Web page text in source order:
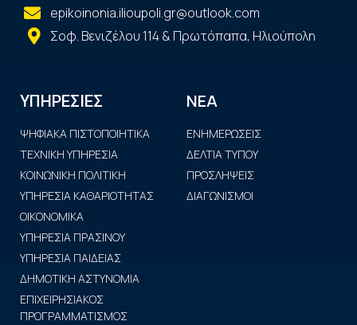
epikoinonia.ilioupoli.gr@outlook.com
Σοφ. Βενιζέλου 114 & Πρωτόπαπα, Ηλιούπολη
ΥΠΗΡΕΣΙΕΣ
ΨΗΦΙΑΚΑ ΠΙΣΤΟΠΟΙΗΤΙΚΑ
ΤΕΧΝΙΚΗ ΥΠΗΡΕΣΙΑ
ΚΟΙΝΩΝΙΚΗ ΠΟΛΙΤΙΚΗ
ΥΠΗΡΕΣΙΑ ΚΑΘΑΡΙΟΤΗΤΑΣ
ΟΙΚΟΝΟΜΙΚΑ
ΥΠΗΡΕΣΙΑ ΠΡΑΣΙΝΟΥ
ΥΠΗΡΕΣΙΑ ΠΑΙΔΕΙΑΣ
ΔΗΜΟΤΙΚΗ ΑΣΤΥΝΟΜΙΑ
ΕΠΙΧΕΙΡΗΣΙΑΚΟΣ
ΠΡΟΓΡΑΜΜΑΤΙΣΜΟΣ
ΝΕΑ
ΕΝΗΜΕΡΩΣΕΙΣ
ΔΕΛΤΙΑ ΤΥΠΟΥ
ΠΡΟΣΛΗΨΕΙΣ
ΔΙΑΓΩΝΙΣΜΟΙ